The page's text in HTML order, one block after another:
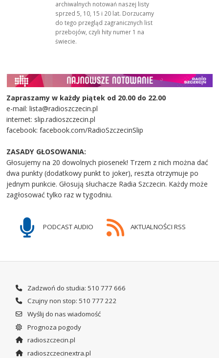
archiwalnych notowań naszej listy
sprzed 5, 10, 15 i 20 lat. Dorzucamy
do tego przegląd zagranicznych list
przebojów, czyli hity numer 1 na
świecie.
Zapraszamy w każdy piątek od 20.00 do 22.00
e-mail: lista@radioszczecin.pl
internet: slip.radioszczecin.pl
facebook: facebook.com/RadioSzczecinSlip
ZASADY GŁOSOWANIA:
Głosujemy na 20 dowolnych piosenek! Trzem z nich można dać
dwa punkty (dodatkowy punkt to joker), reszta otrzymuje po
jednym punkcie. Głosują słuchacze Radia Szczecin. Każdy może
zagłosować tylko raz w tygodniu.
PODCAST AUDIO AKTUALNOŚCI RSS
Zadzwoń do studia: 510 777 666
Czujny non stop: 510 777 222
Wyślij do nas wiadomość
Prognoza pogody
radioszczecin.pl
radioszczecinextra.pl